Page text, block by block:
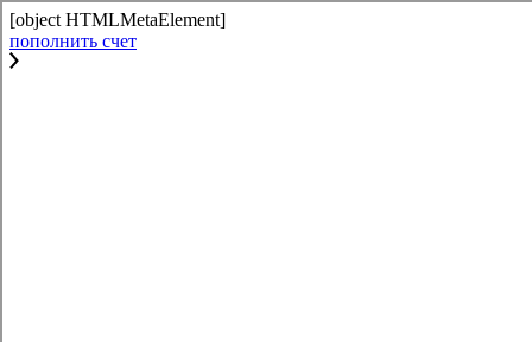
[object HTMLMetaElement]
пополнить счет